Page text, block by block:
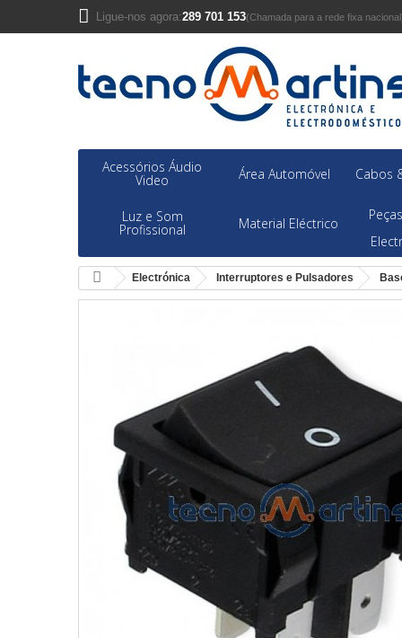
Ligue-nos agora:289 701 153(Chamada para a rede fixa
Acessórios Áudio
Video Área Automóvel Cabos
Luz e Som
Profissional Material Eléctrico
Electrónica Interruptores e Pulsadores